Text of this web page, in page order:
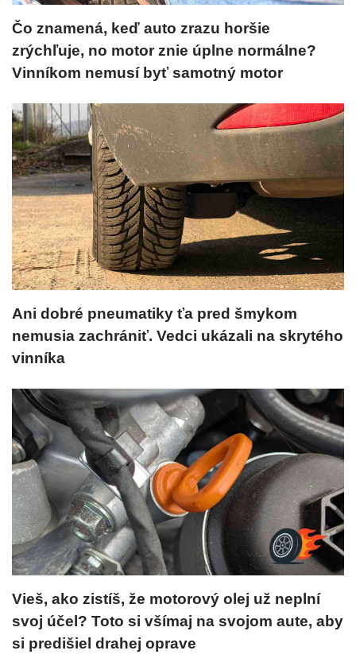
Čo znamená, keď auto zrazu horšie
zrýchľuje, no motor znie úplne normálne?
Vinníkom nemusí byť samotný motor
Ani dobré pneumatiky ťa pred šmykom
nemusia zachrániť. Vedci ukázali na skrytého
vinníka
Vieš, ako zistíš, že motorový olej už neplní
svoj účel? Toto si všímaj na svojom aute, aby
si predišiel drahej oprave